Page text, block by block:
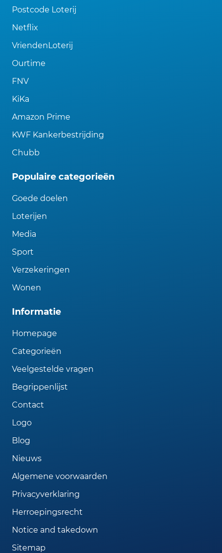
Postcode Loterij
Netflix
VriendenLoterij
Ourtime
FNV
KiKa
Amazon Prime
KWF Kankerbestrijding
Chubb
Populaire categorieën
Goede doelen
Loterijen
Media
Sport
Verzekeringen
Wonen
Informatie
Homepage
Categorieën
Veelgestelde vragen
Begrippenlijst
Contact
Logo
Blog
Nieuws
Algemene voorwaarden
Privacyverklaring
Herroepingsrecht
Notice and takedown
Sitemap